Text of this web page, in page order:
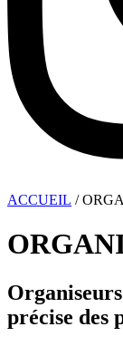
ACCUEIL /
précise des